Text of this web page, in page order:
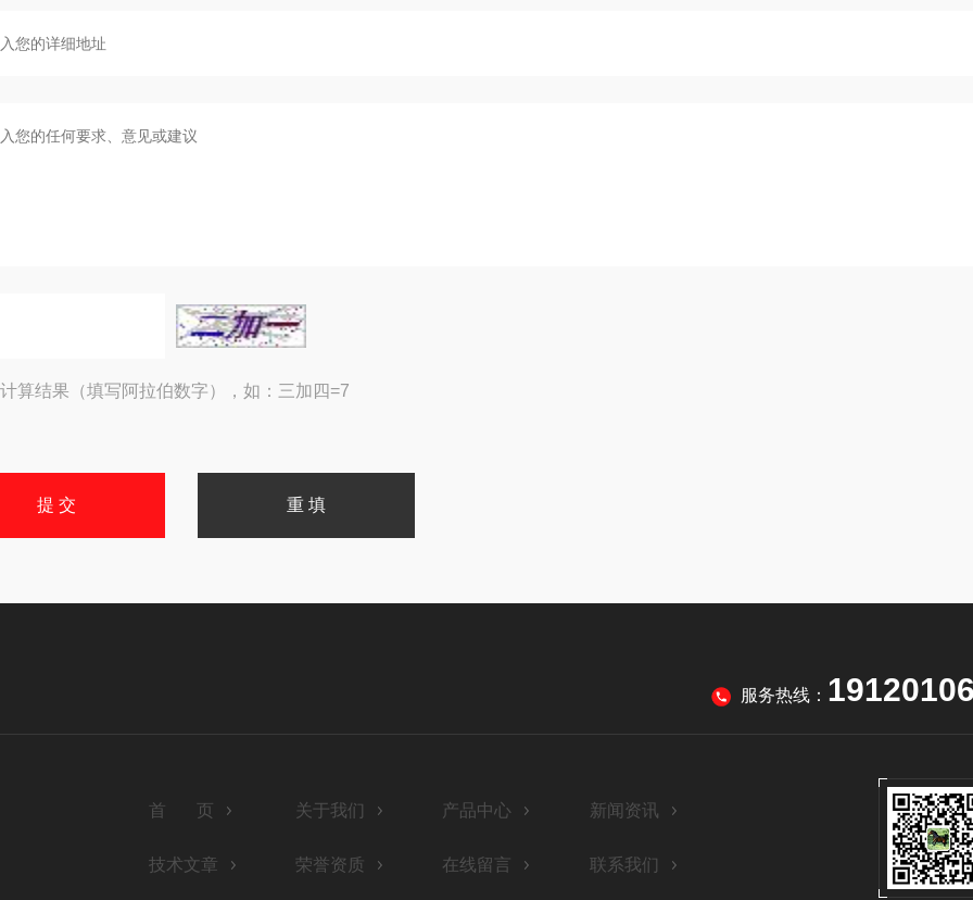
算结果（填写阿拉伯数字），如：三加四=7
服务热线：
首 页 关于我们 产品中心 新闻资讯
技术文章 荣誉资质 在线留言 联系我们